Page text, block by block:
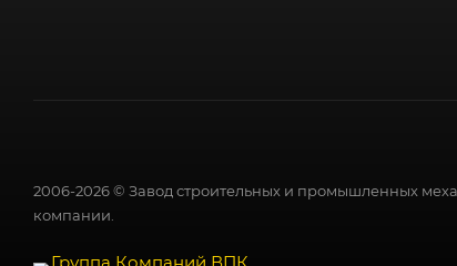
2006-2026 © Завод строительных и промышленных
компании.